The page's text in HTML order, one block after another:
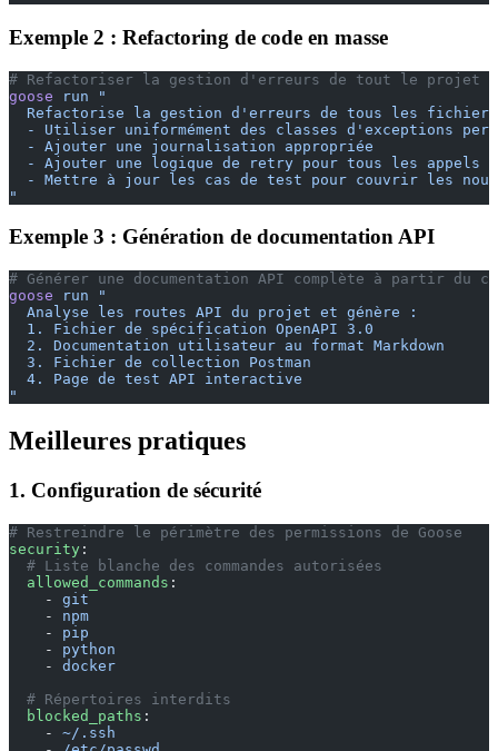
Exemple 2 : Refactoring de code en masse
# Refactoriser la gestion d'erreurs de tout le projet
goose run "
Refactorise la gestion d'erreurs de tous les
- Utiliser uniformément des classes d'exceptions
  - Ajouter une journalisation appropriée
- Ajouter une logique de retry pour tous les appels
- Mettre à jour les cas de test pour couvrir les
"
Exemple 3 : Génération de documentation API
# Générer une documentation API complète à partir du
goose run "
  Analyse les routes API du projet et génère :
  1. Fichier de spécification OpenAPI 3.0
  2. Documentation utilisateur au format Markdown
  3. Fichier de collection Postman
  4. Page de test API interactive
"
Meilleures pratiques
1. Configuration de sécurité
# Restreindre le périmètre des permissions de Goose
security :
  # Liste blanche des commandes autorisées
  allowed_commands
:
    -
git
    -
npm
    -
pip
    -
python
    -
docker
  # Répertoires interdits
  blocked_paths
:
    -
~/.ssh